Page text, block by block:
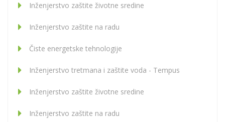
Inženjerstvo zaštite životne sredine
Inženjerstvo zaštite na radu
Čiste energetske tehnologije
Inženjerstvo tretmana i zaštite voda - Tempus
Inženjerstvo zaštite životne sredine
Inženjerstvo zaštite na radu